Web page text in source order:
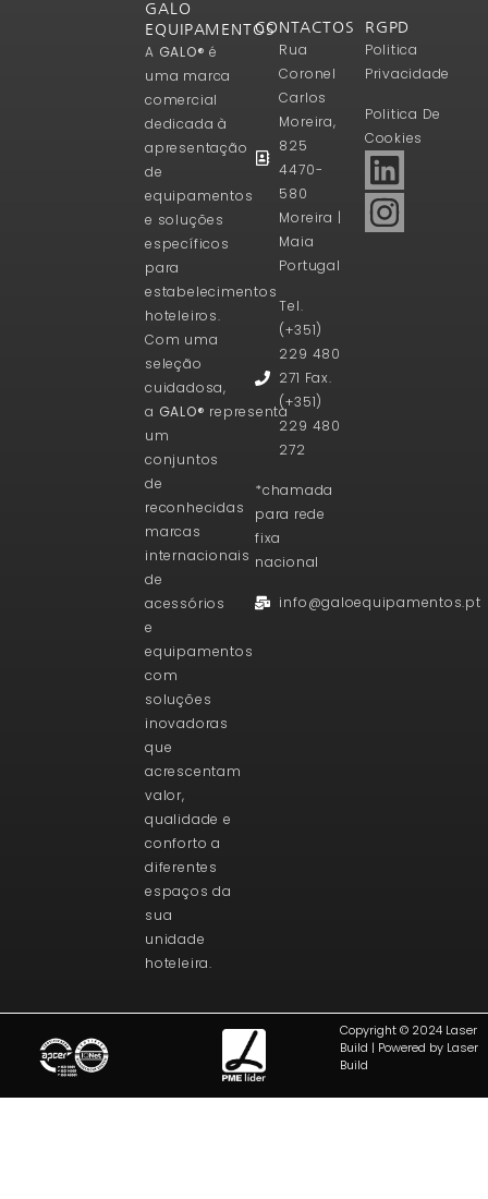
GALO
EQUIPAMENTOS
A GALO® é
uma marca
comercial
dedicada à
apresentação
de
equipamentos
e soluções
específicos
para
estabelecimentos
hoteleiros.
Com uma
seleção
cuidadosa,
a GALO® representa
um
conjuntos
de
reconhecidas
marcas
internacionais
de
acessórios
e
equipamentos
com
soluções
inovadoras
que
acrescentam
valor,
qualidade e
conforto a
diferentes
espaços da
sua
unidade
hoteleira.
CONTACTOS
Rua
Coronel
Carlos
Moreira,
825
4470-
580
Moreira |
Maia
Portugal
Tel.
(+351)
229 480
271 Fax.
(+351)
229 480
272
*chamada
para rede
fixa
nacional
info@galoequipamentos.pt
RGPD
Politica
Privacidade
Politica De
Cookies
Copyright © 2024 Laser
Build | Powered by Laser
Build